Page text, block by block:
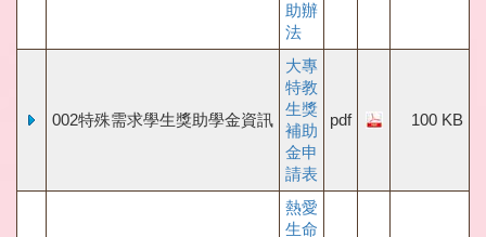
助辦
法
002特殊需求學生獎助學金資訊
大專
特教
生獎
補助
金申
請表
pdf 100 KB
熱愛
生命